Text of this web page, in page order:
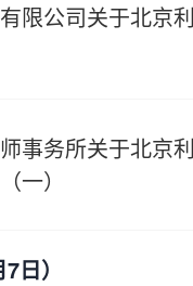
限公司关于北京
事务所关于北京
一）
日）